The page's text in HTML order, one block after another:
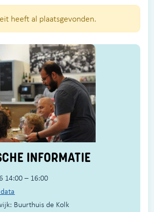
heeft al plaatsgevonden.
INFORMATIE
14:00 – 16:00
Buurthuis de Kolk